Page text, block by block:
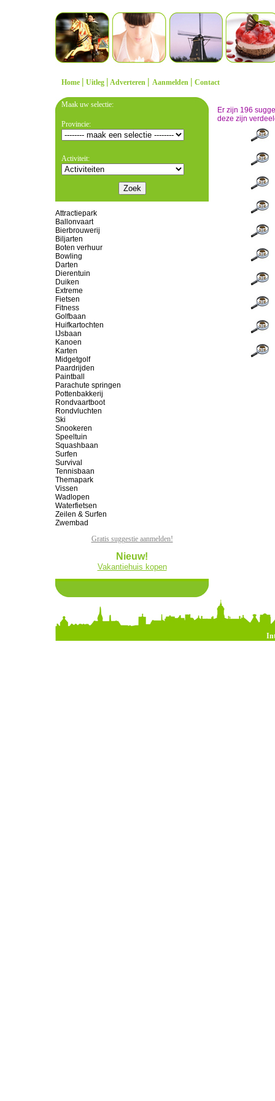
Home | Uitleg | Adverteren | Aanmelden | Contact
Maak uw selectie:
Provincie:
Activiteit:
Attractiepark
Ballonvaart
Bierbrouwerij
Biljarten
Boten verhuur
Bowling
Darten
Dierentuin
Duiken
Extreme
Fietsen
Fitness
Golfbaan
Huifkartochten
IJsbaan
Kanoen
Karten
Midgetgolf
Paardrijden
Paintball
Parachute springen
Pottenbakkerij
Rondvaartboot
Rondvluchten
Ski
Snookeren
Speeltuin
Squashbaan
Surfen
Survival
Tennisbaan
Themapark
Vissen
Wadlopen
Waterfietsen
Zeilen & Surfen
Zwembad
Gratis suggestie aanmelden!
Nieuw!
Vakantiehuis kopen
Er zijn 196
deze zijn